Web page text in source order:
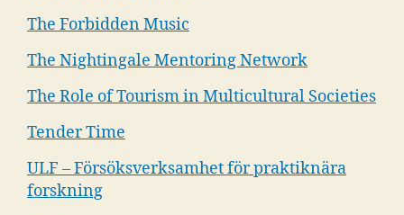
The Forbidden Music
The Nightingale Mentoring Network
The Role of Tourism in Multicultural Societies
Tender Time
ULF – Försöksverksamhet för praktiknära
forskning